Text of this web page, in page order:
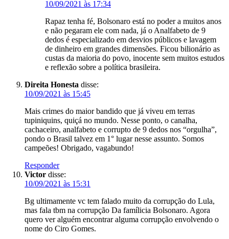
10/09/2021 às 17:34
Rapaz tenha fé, Bolsonaro está no poder a muitos anos
e não pegaram ele com nada, já o Analfabeto de 9
dedos é especializado em desvios públicos e lavagem
de dinheiro em grandes dimensões. Ficou bilionário as
custas da maioria do povo, inocente sem muitos estudos
e reflexão sobre a política brasileira.
Direita Honesta disse:
10/09/2021 às 15:45
Mais crimes do maior bandido que já viveu em terras
tupiniquins, quiçá no mundo. Nesse ponto, o canalha,
cachaceiro, analfabeto e corrupto de 9 dedos nos “orgulha”,
pondo o Brasil talvez em 1° lugar nesse assunto. Somos
campeões! Obrigado, vagabundo!
Responder
Victor disse:
10/09/2021 às 15:31
Bg ultimamente vc tem falado muito da corrupção do Lula,
mas fala tbm na corrupção Da famílicia Bolsonaro. Agora
quero ver alguém encontrar alguma corrupção envolvendo o
nome do Ciro Gomes.